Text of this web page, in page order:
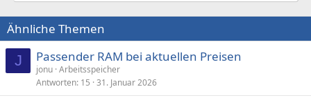
Ähnliche Themen
J Passender RAM bei aktuellen Preisen
jonu Arbeitsspeicher
Antworten 15 31. Januar 2026